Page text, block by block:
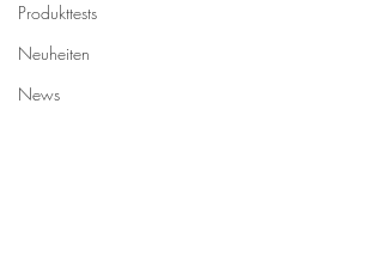
Produkttests
Neuheiten
News